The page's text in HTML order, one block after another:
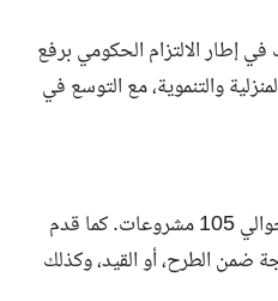
إطار الالتزام الحكومي برفع
والتنموية، مع التوسع في
بدوره، استعرض وزير الكهرباء والطاقة المتجددة عدد المشروعات في المرحلة الثانية، والذي يبلغ حوالي 105 مشروعات. كما قدم
المشروعات المُدرجة ضمن الطرح، أو القيد، وكذلك